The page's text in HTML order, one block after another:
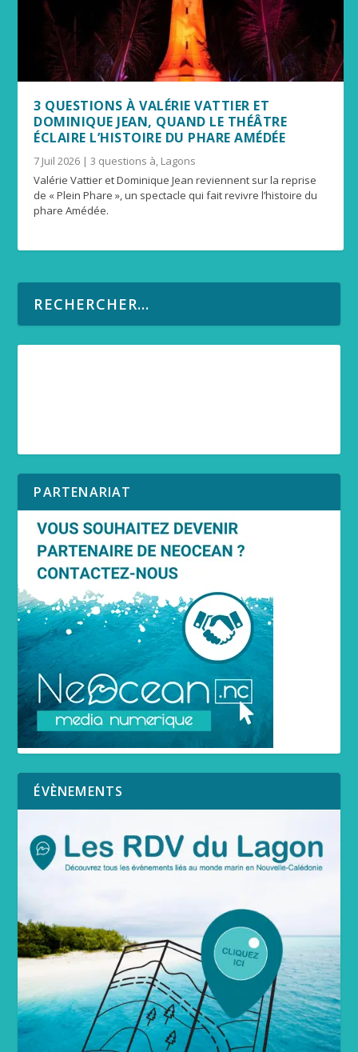
3 QUESTIONS À VALÉRIE VATTIER ET
DOMINIQUE JEAN, QUAND LE THÉÂTRE
ÉCLAIRE L’HISTOIRE DU PHARE AMÉDÉE
7 Juil 2026 |3 questions à, Lagons
Valérie Vattier et Dominique Jean reviennent sur la reprise
de « Plein Phare », un spectacle qui fait revivre l’histoire du
phare Amédée.
PARTENARIAT
ÉVÈNEMENTS